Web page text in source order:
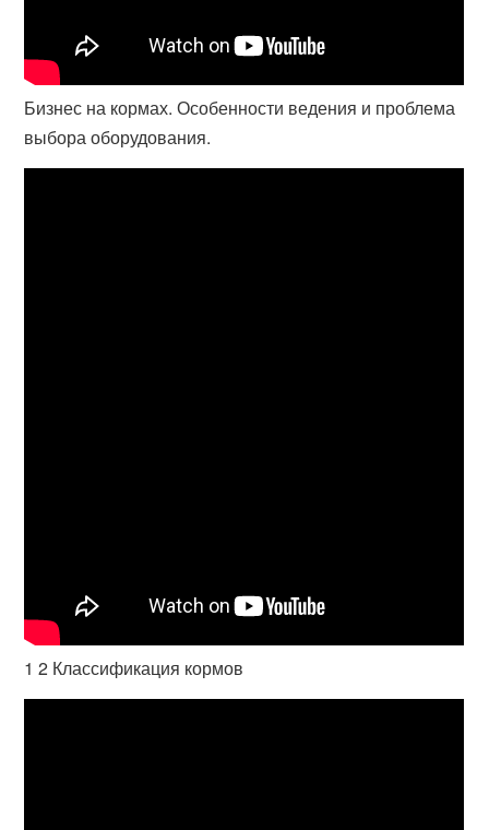
Бизнес на кормах. Особенности ведения и проблема
выбора оборудования.
1 2 Классификация кормов